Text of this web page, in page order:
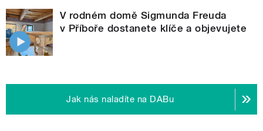
V rodném domě Sigmunda Freuda
v Příboře dostanete klíče a objevujete
Jak nás naladíte na DABu